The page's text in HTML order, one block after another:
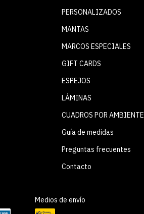
PERSONALIZADOS
MANTAS
MARCOS ESPECIALES
GIFT CARDS
ESPEJOS
LÁMINAS
CUADROS POR AMBIENTE
Guía de medidas
Preguntas frecuentes
Contacto
Medios de envío